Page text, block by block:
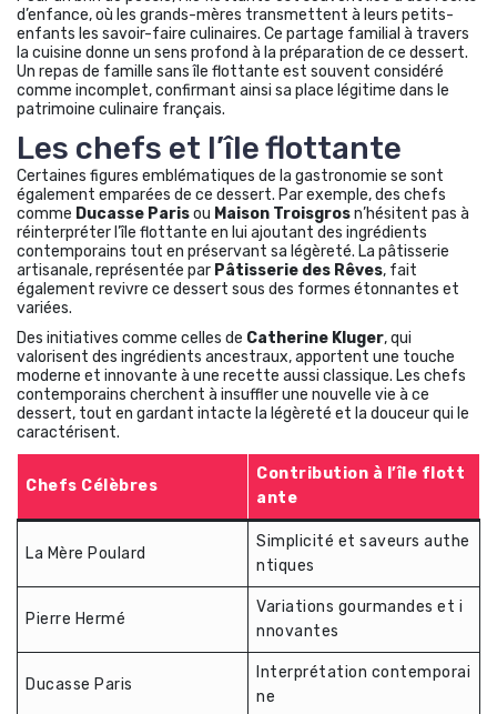
d’enfance, où les grands-mères transmettent à leurs petits-
enfants les savoir-faire culinaires. Ce partage familial à travers
la cuisine donne un sens profond à la préparation de ce dessert.
Un repas de famille sans île flottante est souvent considéré
comme incomplet, confirmant ainsi sa place légitime dans le
patrimoine culinaire français.
Les chefs et l’île flottante
Certaines figures emblématiques de la gastronomie se sont
également emparées de ce dessert. Par exemple, des chefs
comme Ducasse Parisou Maison Troisgrosn’hésitent pas à
réinterpréter l’île flottante en lui ajoutant des ingrédients
contemporains tout en préservant sa légèreté. La pâtisserie
artisanale, représentée par Pâtisserie des Rêves, fait
également revivre ce dessert sous des formes étonnantes et
variées.
Des initiatives comme celles de Catherine Kluger, qui
valorisent des ingrédients ancestraux, apportent une touche
moderne et innovante à une recette aussi classique. Les chefs
contemporains cherchent à insuffler une nouvelle vie à ce
dessert, tout en gardant intacte la légèreté et la douceur qui le
caractérisent.
Chefs Célèbres
Contribution à l’île flott
ante
La Mère Poulard
Simplicité et saveurs authe
ntiques
Pierre Hermé
Variations gourmandes et i
nnovantes
Ducasse Paris
Interprétation contemporai
ne